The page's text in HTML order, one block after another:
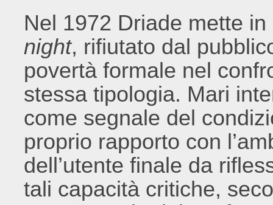
Nel 1972 Driade mette
night, rifiutato dal
povertà formale nel
stessa tipologia. Mari
come segnale del
proprio rapporto con
dell’utente finale da
tali capacità critiche,